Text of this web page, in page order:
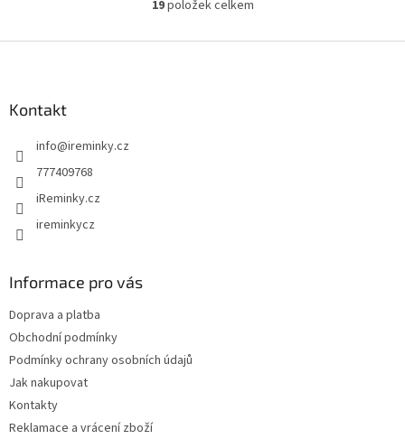
O
l
19položek celkem
Kontakt
info@ireminky.cz
777409768
iReminky.cz
ireminkycz
Informace pro vás
Doprava a platba
Obchodní podmínky
Podmínky ochrany osobních údajů
Jak nakupovat
Kontakty
Reklamace a vrácení zboží